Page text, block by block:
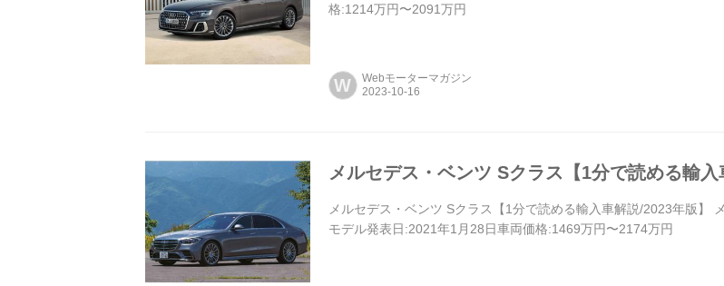
格:1214万円〜2091万円
W Webモーターマガジン
メルセデス・ベンツ Sクラス【1分で読める輸入
メルセデス・ベンツ Sクラス【1分で読める輸入車解説/2023年版】
モデル発表日:2021年1月28日車両価格:1469万円〜2174万円